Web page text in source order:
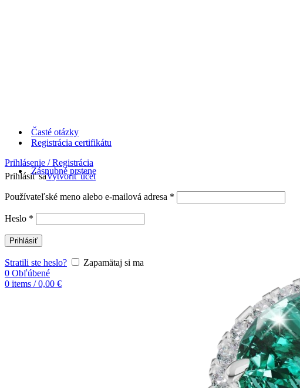
Časté otázky
Registrácia certifikátu
Prihlásenie / Registrácia
Prihlásiť saVytvoriť účet
Používateľské meno alebo e-mailová adresa *
Heslo *
Prihlásiť
Stratili ste heslo?
Zapamätaj si ma
0 Obľúbené
0 items / 0,00 €
Zásnubné prstene